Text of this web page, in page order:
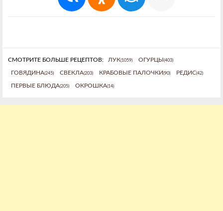
СМОТРИТЕ БОЛЬШЕ РЕЦЕПТОВ: ЛУК(1059) ОГУРЦЫ(403)
ГОВЯДИНА(245) СВЕКЛА(203) КРАБОВЫЕ ПАЛОЧКИ(90) РЕДИС(42)
ПЕРВЫЕ БЛЮДА(205) ОКРОШКА(14)